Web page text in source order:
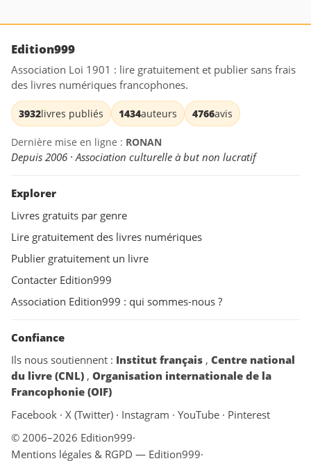
Edition999
Association Loi 1901 : lire gratuitement et publier sans frais
des livres numériques francophones.
3932livres publiés 1434auteurs 4766avis
Dernière mise en ligne : RONAN
Depuis 2006 · Association culturelle à but non lucratif
Explorer
Livres gratuits par genre
Lire gratuitement des livres numériques
Publier gratuitement un livre
Contacter Edition999
Association Edition999 : qui sommes-nous ?
Confiance
Ils nous soutiennent : Institut français , Centre national
du livre (CNL) , Organisation internationale de la
Francophonie (OIF)
Facebook · X (Twitter) · Instagram · YouTube · Pinterest
© 2006–2026 Edition999·
Mentions légales & RGPD — Edition999·